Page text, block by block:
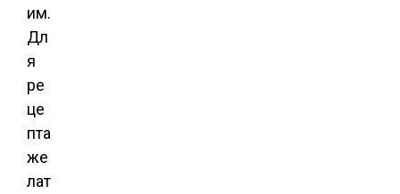
им.
Дл
я
ре
це
пта
же
лат